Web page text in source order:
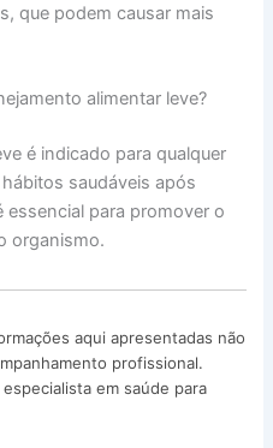
que podem causar mais
alimentar leve?
é indicado para qualquer
saudáveis após
essencial para promover o
organismo.
aqui apresentadas não
profissional.
em saúde para